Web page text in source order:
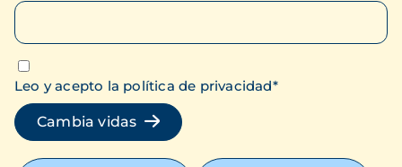
Leo y acepto la política de privacidad*
Cambia vidas